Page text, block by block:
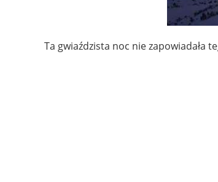
Ta gwiaździsta noc nie zapowiadała